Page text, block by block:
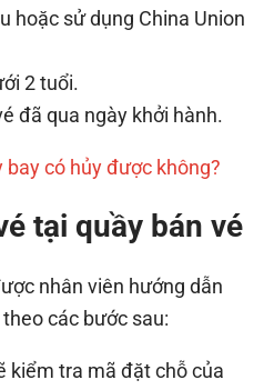
hoặc sử dụng China Union
2 tuổi.
đã qua ngày khởi hành.
có hủy được không?
tại quầy bán vé
nhân viên hướng dẫn
các bước sau:
kiểm tra mã đặt chỗ của